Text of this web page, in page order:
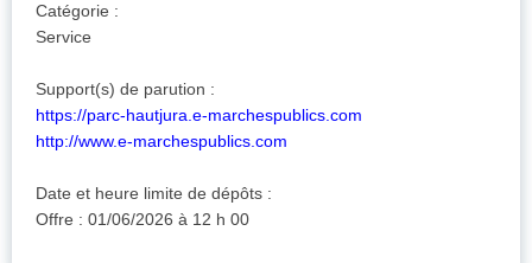
Catégorie :
Service
Support(s) de parution :
https://parc-hautjura.e-marchespublics.com
http://www.e-marchespublics.com
Date et heure limite de dépôts :
Offre : 01/06/2026 à 12 h 00